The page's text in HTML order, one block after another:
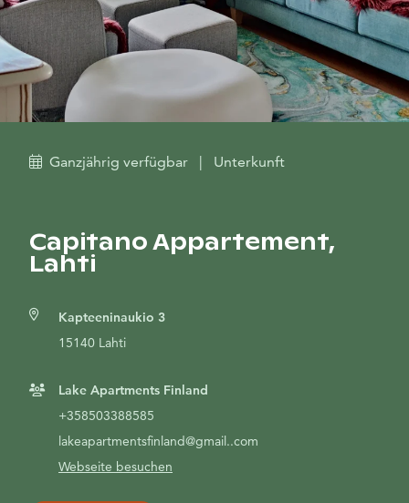
Ganzjährig verfügbar | Unterkunft
Capitano Appartement,
Lahti
Kapteeninaukio 3
15140 Lahti
Lake Apartments Finland
+358503388585
lakeapartmentsfinland@gmail..com
Webseite besuchen